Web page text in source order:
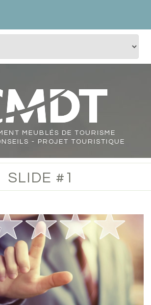
MEUBLÉS DE TOURISME
- PROJET TOURISTIQUE
SLIDE #1